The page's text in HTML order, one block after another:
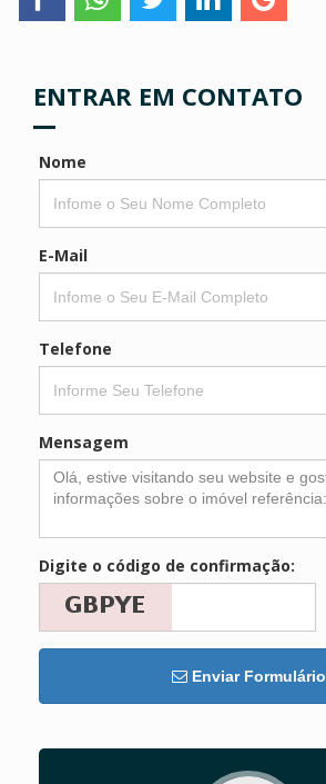
ENTRAR EM CONTATO
Nome
E-Mail
Telefone
Mensagem
Digite o código de confirmação:
Enviar Formulário